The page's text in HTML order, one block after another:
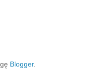
Blogger.